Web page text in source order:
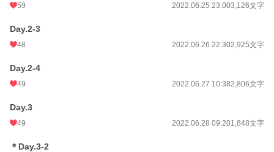
59 2022.06.25 23:003,126文字
Day.2-3
48 2022.06.26 22:302,925文字
Day.2-4
49 2022.06.27 10:382,806文字
Day.3
49 2022.06.28 09:201,848文字
＊Day.3-2